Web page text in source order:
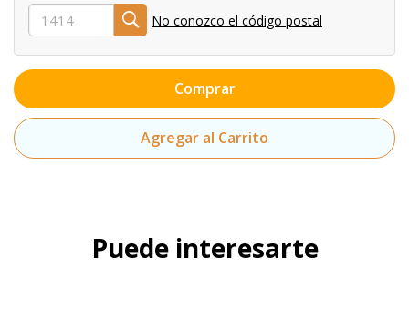
No conozco el código postal
Comprar
Agregar al Carrito
Puede interesarte